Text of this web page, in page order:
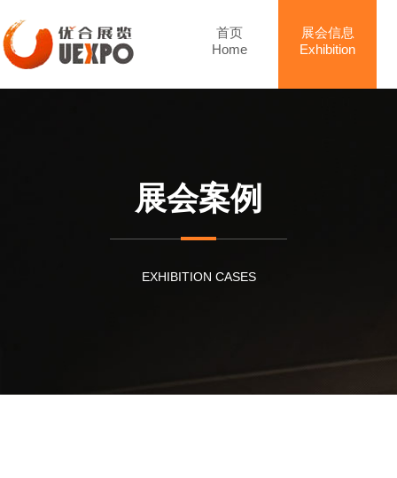
首页
Home
展会信息
Exhibition
展会案例
EXHIBITION CASES